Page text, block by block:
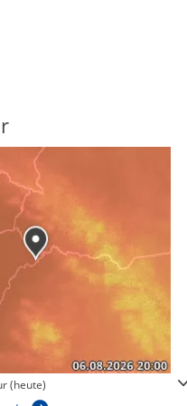
(heute)